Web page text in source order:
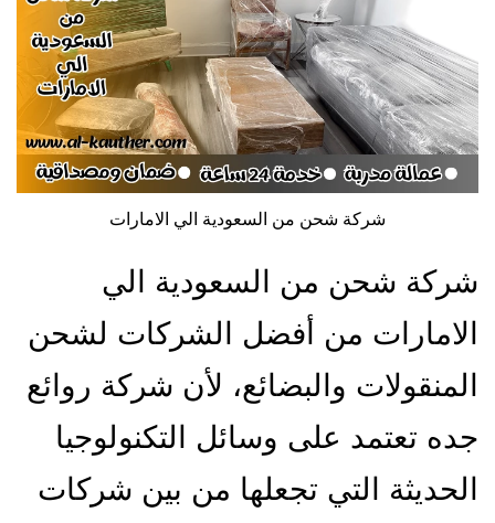
شركة شحن من السعودية الي الامارات
شركة شحن من السعودية الي
الامارات من أفضل الشركات لشحن
المنقولات والبضائع، لأن شركة روائع
جده تعتمد على وسائل التكنولوجيا
الحديثة التي تجعلها من بين شركات